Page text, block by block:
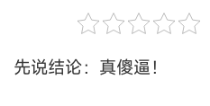
先说结论：真傻逼！